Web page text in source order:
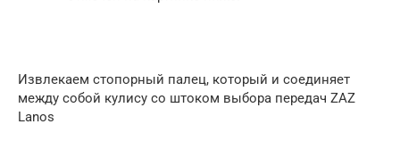
Извлекаем стопорный палец, который и соединяет
между собой кулису со штоком выбора передач ZAZ
Lanos